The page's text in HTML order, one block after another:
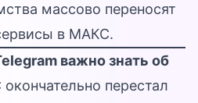
массово переносят
в МАКС.
важно знать об
перестал